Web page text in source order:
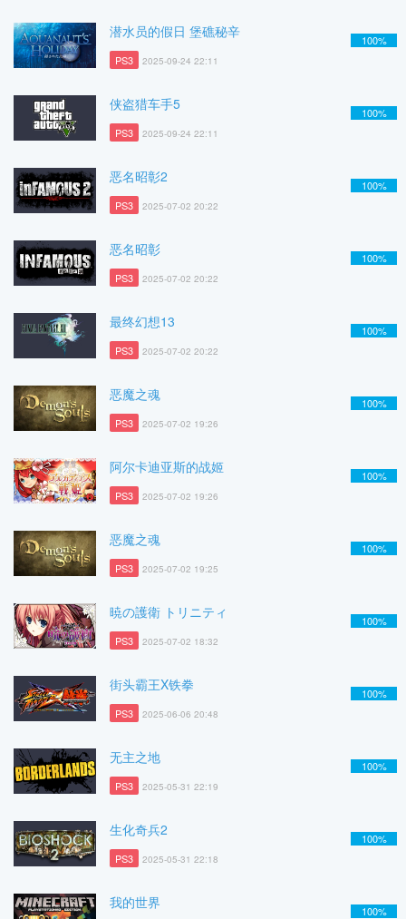
潜水员的假日 堡礁秘辛
PS3 2025-09-24 22:11
100%
侠盗猎车手5
PS3 2025-09-24 22:11
100%
恶名昭彰2
PS3 2025-07-02 20:22
100%
恶名昭彰
PS3 2025-07-02 20:22
100%
最终幻想13
PS3 2025-07-02 20:22
100%
恶魔之魂
PS3 2025-07-02 19:26
100%
阿尔卡迪亚斯的战姬
PS3 2025-07-02 19:26
100%
恶魔之魂
PS3 2025-07-02 19:25
100%
暁の護衛 トリニティ
PS3 2025-07-02 18:32
100%
街头霸王X铁拳
PS3 2025-06-06 20:48
100%
无主之地
PS3 2025-05-31 22:19
100%
生化奇兵2
PS3 2025-05-31 22:18
100%
我的世界 100%